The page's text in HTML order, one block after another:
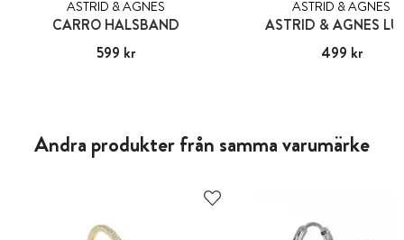
ASTRID & AGNES
CARRO HALSBAND
Pris:599 kr
599 kr
ASTRID & AGNES
ASTRID & AGNES
Pris:499 kr
499 kr
Andra produkter från samma varumärke